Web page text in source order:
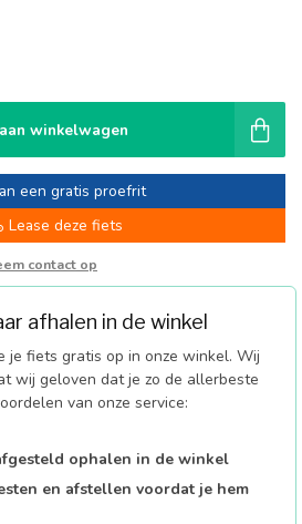
winkelwagen
een gratis proefrit
Lease deze fiets
contact op
afhalen in de winkel
je fiets gratis op in onze winkel. Wij
wij geloven dat je zo de allerbeste
van onze service:
ophalen in de winkel
en afstellen voordat je hem